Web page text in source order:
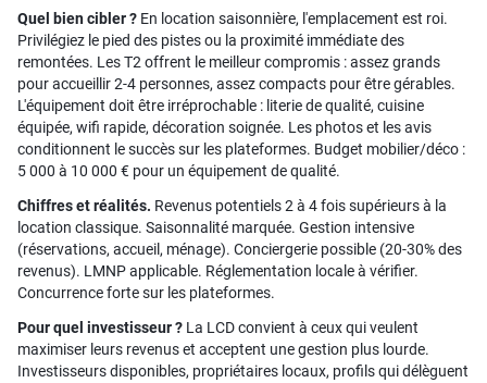
Quel bien cibler ? En location saisonnière, l'emplacement est roi.
Privilégiez le pied des pistes ou la proximité immédiate des
remontées. Les T2 offrent le meilleur compromis : assez grands
pour accueillir 2-4 personnes, assez compacts pour être gérables.
L'équipement doit être irréprochable : literie de qualité, cuisine
équipée, wifi rapide, décoration soignée. Les photos et les avis
conditionnent le succès sur les plateformes. Budget mobilier/déco :
5 000 à 10 000 € pour un équipement de qualité.
Chiffres et réalités. Revenus potentiels 2 à 4 fois supérieurs à la
location classique. Saisonnalité marquée. Gestion intensive
(réservations, accueil, ménage). Conciergerie possible (20-30% des
revenus). LMNP applicable. Réglementation locale à vérifier.
Concurrence forte sur les plateformes.
Pour quel investisseur ? La LCD convient à ceux qui veulent
maximiser leurs revenus et acceptent une gestion plus lourde.
Investisseurs disponibles, propriétaires locaux, profils qui délèguent